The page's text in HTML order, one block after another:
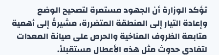
تؤكد الوزارة أن الجهود مستمرة لتصحيح الوضع
وإعادة التيار إلى المنطقة المتضررة، مشيرةً إلى أهمية
متابعة الظروف المناخية والحرص على صيانة المعدات
لتفادي حدوث مثل هذه الأعطال مستقبلاً.